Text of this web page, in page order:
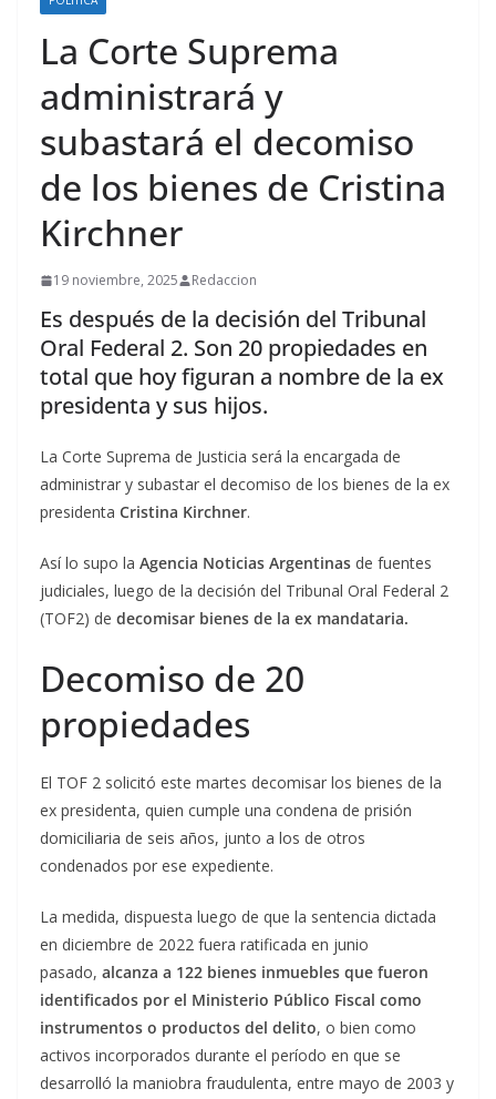
La Corte Suprema
administrará y
subastará el decomiso
de los bienes de Cristina
Kirchner
19 noviembre, 2025 Redaccion
Es después de la decisión del Tribunal
Oral Federal 2. Son 20 propiedades en
total que hoy figuran a nombre de la ex
presidenta y sus hijos.
La Corte Suprema de Justicia será la encargada de
administrar y subastar el decomiso de los bienes de la ex
presidenta Cristina Kirchner.
Así lo supo la Agencia Noticias Argentinas de fuentes
judiciales, luego de la decisión del Tribunal Oral Federal 2
(TOF2) de decomisar bienes de la ex mandataria.
Decomiso de 20
propiedades
El TOF 2 solicitó este martes decomisar los bienes de la
ex presidenta, quien cumple una condena de prisión
domiciliaria de seis años, junto a los de otros
condenados por ese expediente.
La medida, dispuesta luego de que la sentencia dictada
en diciembre de 2022 fuera ratificada en junio
pasado, alcanza a 122 bienes inmuebles que fueron
identificados por el Ministerio Público Fiscal como
instrumentos o productos del delito, o bien como
activos incorporados durante el período en que se
desarrolló la maniobra fraudulenta, entre mayo de 2003 y